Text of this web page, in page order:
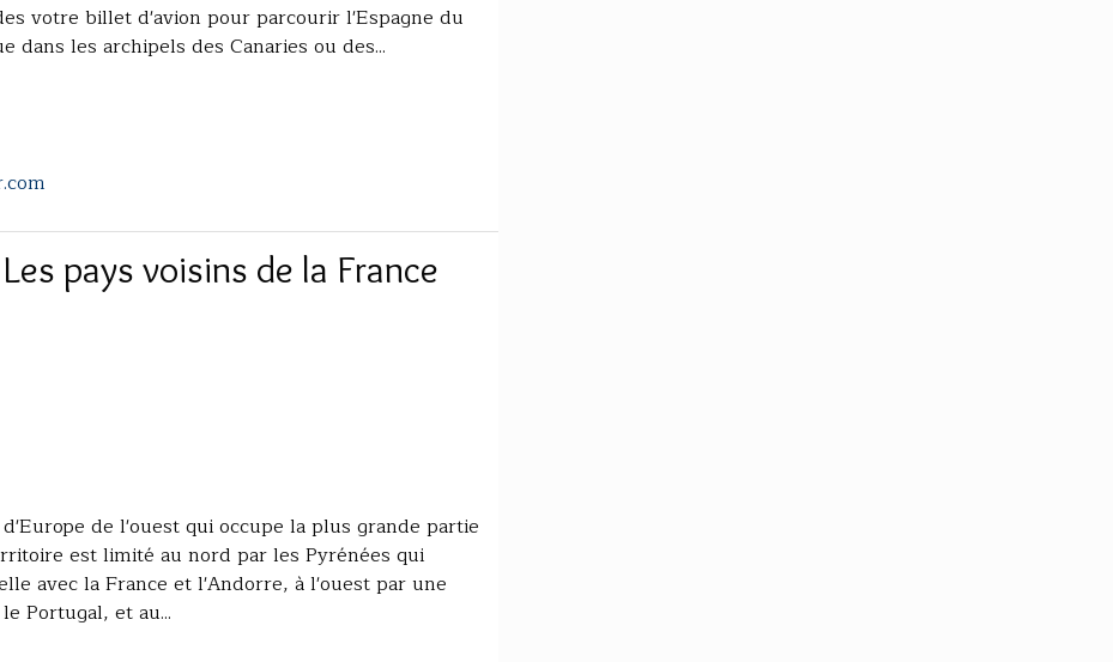
votre billet d'avion pour parcourir l'Espagne du
dans les archipels des Canaries ou des...
pays voisins de la France
de l'ouest qui occupe la plus grande partie
est limité au nord par les Pyrénées qui
avec la France et l'Andorre, à l'ouest par une
Portugal, et au...